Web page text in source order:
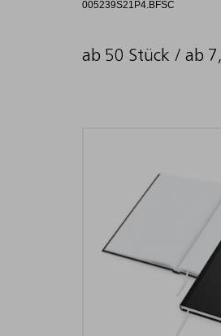
005239S21P4.BFSC
ab 50 Stück / ab